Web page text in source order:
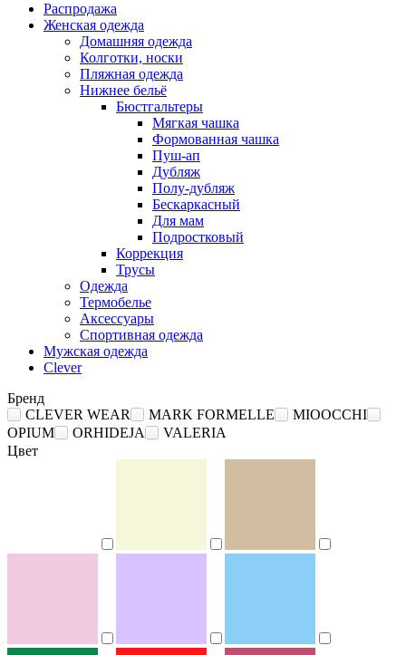
Распродажа
Женская одежда
Домашняя одежда
Колготки, носки
Пляжная одежда
Нижнее бельё
Бюстгальтеры
Мягкая чашка
Формованная чашка
Пуш-ап
Дубляж
Полу-дубляж
Бескаркасный
Для мам
Подростковый
Коррекция
Трусы
Одежда
Термобелье
Аксессуары
Спортивная одежда
Мужская одежда
Clever
Бренд
CLEVER WEAR
MARK FORMELLE
MIOOCCHI
OPIUM
ORHIDEJA
VALERIA
Цвет